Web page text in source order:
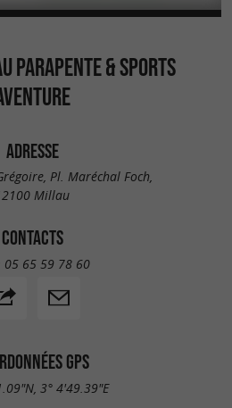
PARAPENTE & SPORTS
ADRESSE
Pl. Maréchal Foch,
Millau
CONTACTS
05 65 59 78 60
GPS
3° 4'49.39"E